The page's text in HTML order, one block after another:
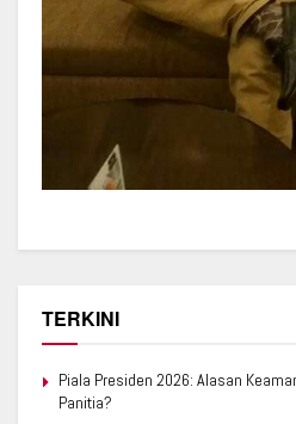
TERKINI
Piala Presiden 2026: Alasan
Panitia?